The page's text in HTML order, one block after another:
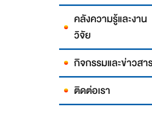
คลังความรู้และงาน
วิจัย
กิจกรรมและข่าวสา
ติดต่อเรา